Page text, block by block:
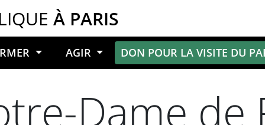
À PARIS
AGIR DON POUR LA VISITE DU
Dame de